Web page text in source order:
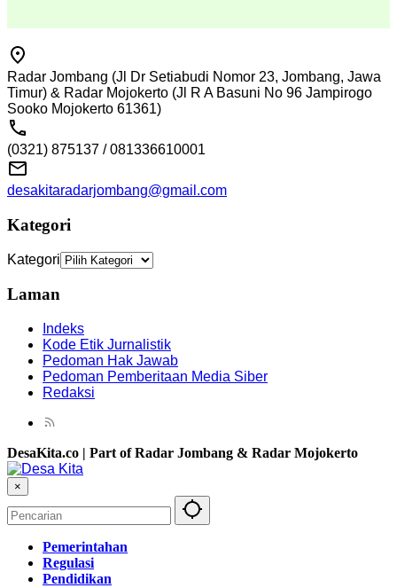
Radar Jombang (Jl Dr Setiabudi Nomor 23, Jombang, Jawa
Timur) & Radar Mojokerto (Jl R A Basuni No 96 Jampirogo
Sooko Mojokerto 61361)
(0321) 875137 / 081336610001
desakitaradarjombang@gmail.com
Kategori
Kategori
Laman
Indeks
Kode Etik Jurnalistik
Pedoman Hak Jawab
Pedoman Pemberitaan Media Siber
Redaksi
DesaKita.co | Part of Radar Jombang & Radar Mojokerto
×
Pemerintahan
Regulasi
Pendidikan